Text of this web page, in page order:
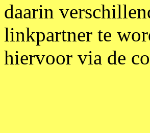
daarin
linkpartner te
hiervoor via de